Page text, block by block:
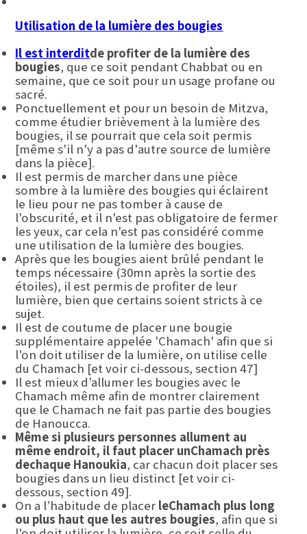
Utilisation de la lumière des bougies
Il est interditde profiter de la lumière des
bougies, que ce soit pendant Chabbat ou en
semaine, que ce soit pour un usage profane ou
sacré.
Ponctuellement et pour un besoin de Mitzva,
comme étudier brièvement à la lumière des
bougies, il se pourrait que cela soit permis
[même s'il n'y a pas d'autre source de lumière
dans la pièce].
Il est permis de marcher dans une pièce
sombre à la lumière des bougies qui éclairent
le lieu pour ne pas tomber à cause de
l'obscurité, et il n'est pas obligatoire de fermer
les yeux, car cela n'est pas considéré comme
une utilisation de la lumière des bougies.
Après que les bougies aient brûlé pendant le
temps nécessaire (30mn après la sortie des
étoiles), il est permis de profiter de leur
lumière, bien que certains soient stricts à ce
sujet.
Il est de coutume de placer une bougie
supplémentaire appelée 'Chamach' afin que si
l'on doit utiliser de la lumière, on utilise celle
du Chamach [et voir ci-dessous, section 47]
Il est mieux d’allumer les bougies avec le
Chamach même afin de montrer clairement
que le Chamach ne fait pas partie des bougies
de Hanoucca.
Même si plusieurs personnes allument au
même endroit, il faut placer unChamach près
dechaque Hanoukia, car chacun doit placer ses
bougies dans un lieu distinct [et voir ci-
dessous, section 49].
On a l’habitude de placer leChamach plus long
ou plus haut que les autres bougies, afin que si